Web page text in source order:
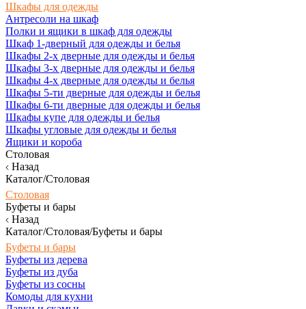
Шкафы для одежды
Антресоли на шкаф
Полки и ящики в шкаф для одежды
Шкаф 1-дверный для одежды и белья
Шкафы 2-х дверные для одежды и белья
Шкафы 3-х дверные для одежды и белья
Шкафы 4-х дверные для одежды и белья
Шкафы 5-ти дверные для одежды и белья
Шкафы 6-ти дверные для одежды и белья
Шкафы купе для одежды и белья
Шкафы угловые для одежды и белья
Ящики и короба
Столовая
Назад
Каталог/Столовая
Столовая
Буфеты и бары
Назад
Каталог/Столовая/Буфеты и бары
Буфеты и бары
Буфеты из дерева
Буфеты из дуба
Буфеты из сосны
Комоды для кухни